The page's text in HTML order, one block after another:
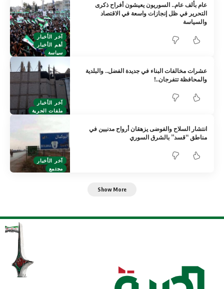
آخر الأخبار
أهم الأخبار
سياسة
عام بألف عام.. السوريون يعيشون أفراح ذكرى
التحرير في ظل إنجازات واسعة في الاقتصاد
والسياسة
آخر الأخبار
ملفات الحرية
عشرات مخالفات البناء في جديدة الفضل.. والبلدية
والمحافظة تتفرجان..!
آخر الأخبار
مجتمع
انتشار السلاح والفوضى يزهقان أرواح مدنيين في
مناطق “قسد” بالشرق السوري ‏
Show More